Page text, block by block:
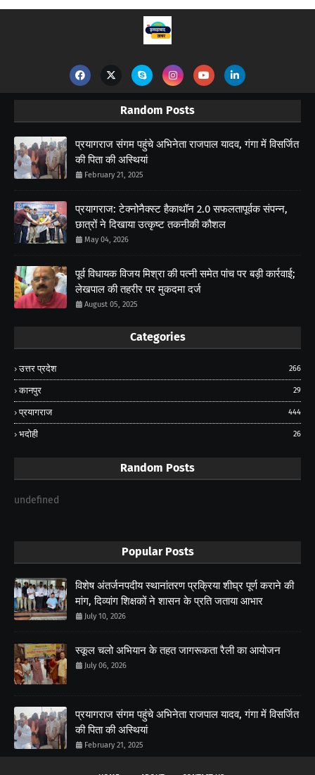
Random Posts
प्रयागराज संगम पहुंचे अभिनेता राजपाल यादव, गंगा में विसर्जित
की पिता की अस्थियां
February 21, 2025
प्रयागराज: टेक्नोनैक्स्ट हैकाथॉन 2.0 सफलतापूर्वक संपन्न,
छात्रों ने दिखाया उत्कृष्ट तकनीकी कौशल
May 04, 2026
पूर्व विधायक विजय मिश्रा की पत्नी समेत पांच पर बड़ी कार्रवाई;
लेखपाल की तहरीर पर मुकदमा दर्ज
August 05, 2025
Categories
उत्तर प्रदेश 266
कानपुर 29
प्रयागराज 444
भदोही 26
Random Posts
undefined
Popular Posts
विशेष अंतर्जनपदीय स्थानांतरण प्रक्रिया शीघ्र पूर्ण कराने की
मांग, दिव्यांग शिक्षकों ने शासन के प्रति जताया आभार
July 10, 2026
स्कूल चलो अभियान के तहत जागरूकता रैली का आयोजन
July 06, 2026
प्रयागराज संगम पहुंचे अभिनेता राजपाल यादव, गंगा में विसर्जित
की पिता की अस्थियां
February 21, 2025